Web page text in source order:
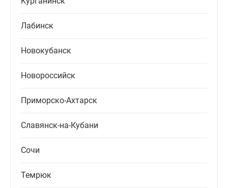
Лабинск
Новокубанск
Новороссийск
Приморско-Ахтарск
Славянск-на-Кубани
Сочи
Темрюк